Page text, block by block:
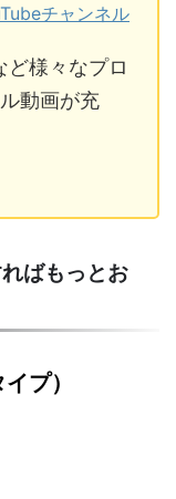
チャンネル
様々なプロ
動画が充
ばもっとお
プ）